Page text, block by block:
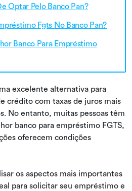
Optar Pelo Banco Pan?
Fgts No Banco Pan?
Banco Para Empréstimo
excelente alternativa para
crédito com taxas de juros mais
No entanto, muitas pessoas têm
banco para empréstimo FGTS,
oferecem condições
os aspectos mais importantes
para solicitar seu empréstimo e